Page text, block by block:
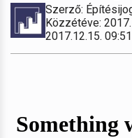
Szerző:
Közzétéve:
2017.12.15. 09:51